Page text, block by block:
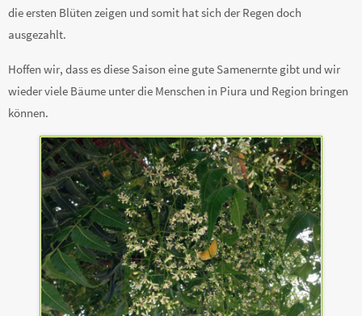
die ersten Blüten zeigen und somit hat sich der Regen doch
ausgezahlt.
Hoffen wir, dass es diese Saison eine gute Samenernte gibt und wir
wieder viele Bäume unter die Menschen in Piura und Region bringen
können.